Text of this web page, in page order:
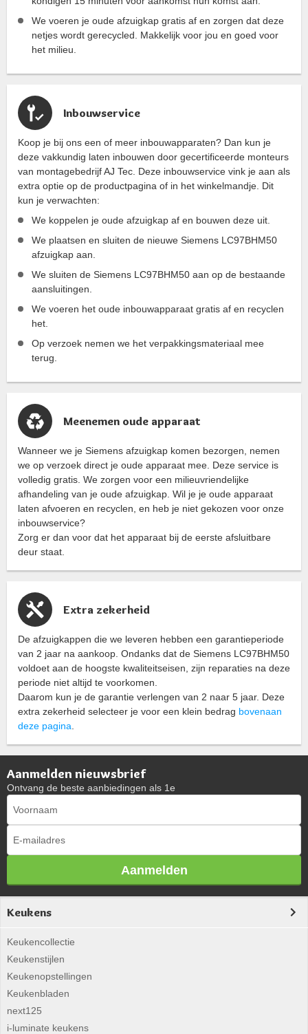
We voeren je oude afzuigkap gratis af en zorgen dat deze
netjes wordt gerecycled. Makkelijk voor jou en goed voor
het milieu.
Inbouwservice
Koop je bij ons een of meer inbouwapparaten? Dan kun je
deze vakkundig laten inbouwen door gecertificeerde monteurs
van montagebedrijf AJ Tec. Deze inbouwservice vink je aan als
extra optie op de productpagina of in het winkelmandje. Dit
kun je verwachten:
We koppelen je oude afzuigkap af en bouwen deze uit.
We plaatsen en sluiten de nieuwe Siemens LC97BHM50
afzuigkap aan.
We sluiten de Siemens LC97BHM50 aan op de bestaande
aansluitingen.
We voeren het oude inbouwapparaat gratis af en recyclen
het.
Op verzoek nemen we het verpakkingsmateriaal mee
terug.
Meenemen oude apparaat
Wanneer we je Siemens afzuigkap komen bezorgen, nemen
we op verzoek direct je oude apparaat mee. Deze service is
volledig gratis. We zorgen voor een milieuvriendelijke
afhandeling van je oude afzuigkap. Wil je je oude apparaat
laten afvoeren en recyclen, en heb je niet gekozen voor onze
inbouwservice?
Zorg er dan voor dat het apparaat bij de eerste afsluitbare
deur staat.
Extra zekerheid
De afzuigkappen die we leveren hebben een garantieperiode
van 2 jaar na aankoop. Ondanks dat de Siemens LC97BHM50
voldoet aan de hoogste kwaliteitseisen, zijn reparaties na deze
periode niet altijd te voorkomen.
Daarom kun je de garantie verlengen van 2 naar 5 jaar. Deze
extra zekerheid selecteer je voor een klein bedrag bovenaan
deze pagina
Aanmelden nieuwsbrief
Ontvang de beste aanbiedingen als 1e
Aanmelden
Keukens
Keukencollectie
Keukenstijlen
Keukenopstellingen
Keukenbladen
next125
i-luminate keukens